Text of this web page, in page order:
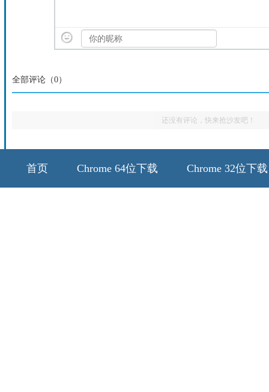
全部评论（0）
还没有评论，快来抢沙发吧！
首页 Chrome 64位下载 Chrome 32位下载